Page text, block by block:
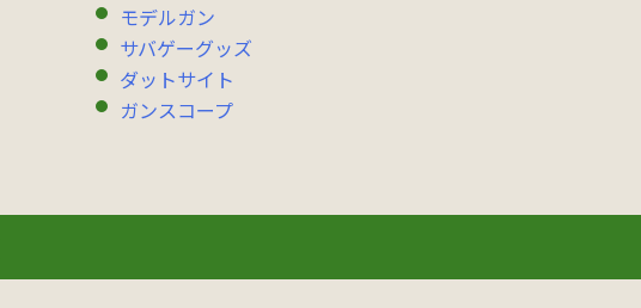
モデルガン
サバゲーグッズ
ダットサイト
ガンスコープ